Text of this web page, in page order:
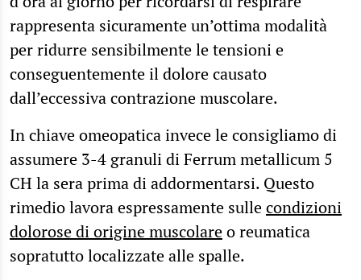
rappresenta sicuramente un’ottima modalità
per ridurre sensibilmente le tensioni e
conseguentemente il dolore causato
dall’eccessiva contrazione muscolare.
In chiave omeopatica invece le consigliamo di
assumere 3-4 granuli di Ferrum metallicum 5
CH la sera prima di addormentarsi. Questo
rimedio lavora espressamente sullecondizioni
dolorose di origine muscolareo reumatica
sopratutto localizzate alle spalle.